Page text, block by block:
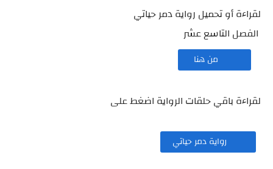
لقراءة أو تحميل رواية دمر حياتي
الفصل التاسع عشر
من هنا
لقراءة باقي حلقات الرواية اضغط على
رواية دمر حياتي